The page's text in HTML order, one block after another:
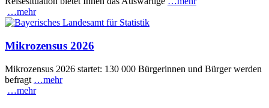
…mehr
Mikrozensus 2026
Mikrozensus 2026 startet: 130 000 Bürgerinnen und Bürger werden
befragt …mehr
…mehr